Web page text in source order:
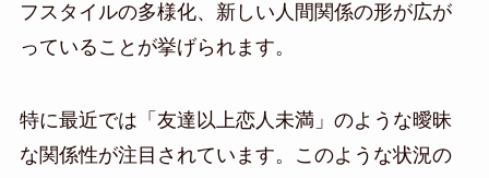
フスタイルの多様化、新しい人間関係の形が広が
っていることが挙げられます。
特に最近では「友達以上恋人未満」のような曖昧
な関係性が注目されています。このような状況の